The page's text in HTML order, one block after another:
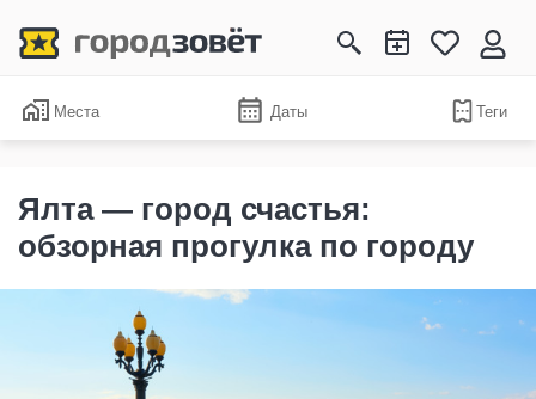
Места Даты Теги
Ялта — город счастья:
обзорная прогулка по городу